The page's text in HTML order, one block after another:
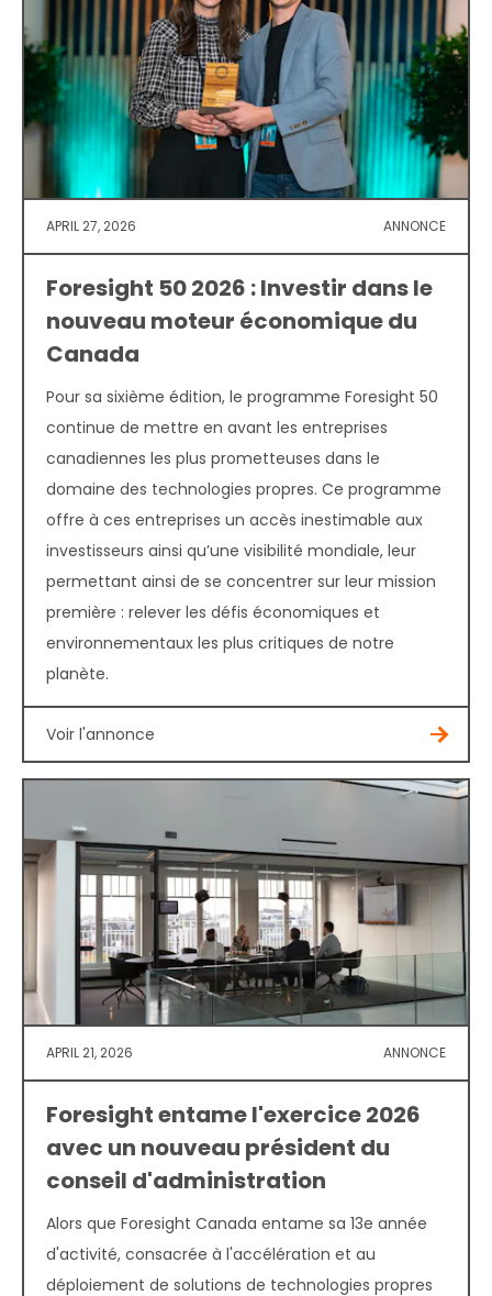
APRIL 27, 2026 ANNONCE
Foresight 50 2026 : Investir dans le
nouveau moteur économique du
Canada
Pour sa sixième édition, le programme Foresight 50
continue de mettre en avant les entreprises
canadiennes les plus prometteuses dans le
domaine des technologies propres. Ce programme
offre à ces entreprises un accès inestimable aux
investisseurs ainsi qu’une visibilité mondiale, leur
permettant ainsi de se concentrer sur leur mission
première : relever les défis économiques et
environnementaux les plus critiques de notre
planète.
Voir l'annonce
APRIL 21, 2026 ANNONCE
Foresight entame l'exercice 2026
avec un nouveau président du
conseil d'administration
Alors que Foresight Canada entame sa 13e année
d'activité, consacrée à l'accélération et au
déploiement de solutions de technologies propres